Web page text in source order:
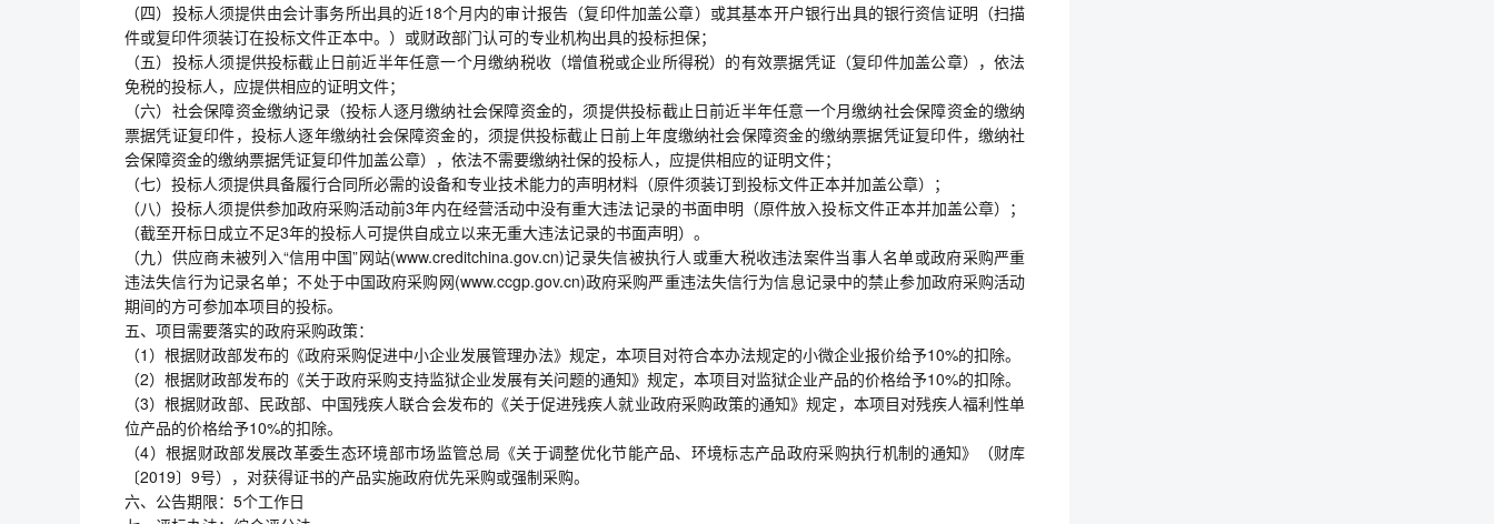
（四）投标人须提供由会计事务所出具的近18个月内的审计报告（复印件加盖公章）或其基本开户银行出具的银行资信证明（扫描
件或复印件须装订在投标文件正本中。）或财政部门认可的专业机构出具的投标担保；
（五）投标人须提供投标截止日前近半年任意一个月缴纳税收（增值税或企业所得税）的有效票据凭证（复印件加盖公章），依法
免税的投标人，应提供相应的证明文件；
（六）社会保障资金缴纳记录（投标人逐月缴纳社会保障资金的，须提供投标截止日前近半年任意一个月缴纳社会保障资金的缴纳
票据凭证复印件，投标人逐年缴纳社会保障资金的，须提供投标截止日前上年度缴纳社会保障资金的缴纳票据凭证复印件，缴纳社
会保障资金的缴纳票据凭证复印件加盖公章），依法不需要缴纳社保的投标人，应提供相应的证明文件；
（七）投标人须提供具备履行合同所必需的设备和专业技术能力的声明材料（原件须装订到投标文件正本并加盖公章）；
（八）投标人须提供参加政府采购活动前3年内在经营活动中没有重大违法记录的书面申明（原件放入投标文件正本并加盖公章）；
（截至开标日成立不足3年的投标人可提供自成立以来无重大违法记录的书面声明）。
（九）供应商未被列入“信用中国”网站(www.creditchina.gov.cn)记录失信被执行人或重大税收违法案件当事人名单或政府采购严重
违法失信行为记录名单；不处于中国政府采购网(www.ccgp.gov.cn)政府采购严重违法失信行为信息记录中的禁止参加政府采购活动
期间的方可参加本项目的投标。
五、项目需要落实的政府采购政策：
（1）根据财政部发布的《政府采购促进中小企业发展管理办法》规定，本项目对符合本办法规定的小微企业报价给予10%的扣除。
（2）根据财政部发布的《关于政府采购支持监狱企业发展有关问题的通知》规定，本项目对监狱企业产品的价格给予10%的扣除。
（3）根据财政部、民政部、中国残疾人联合会发布的《关于促进残疾人就业政府采购政策的通知》规定，本项目对残疾人福利性单
位产品的价格给予10%的扣除。
（4）根据财政部发展改革委生态环境部市场监管总局《关于调整优化节能产品、环境标志产品政府采购执行机制的通知》（财库
〔2019〕9号），对获得证书的产品实施政府优先采购或强制采购。
六、公告期限：5个工作日